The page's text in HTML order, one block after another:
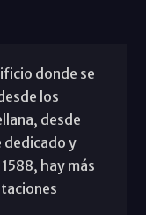
donde se
los
desde
dedicado y
hay más